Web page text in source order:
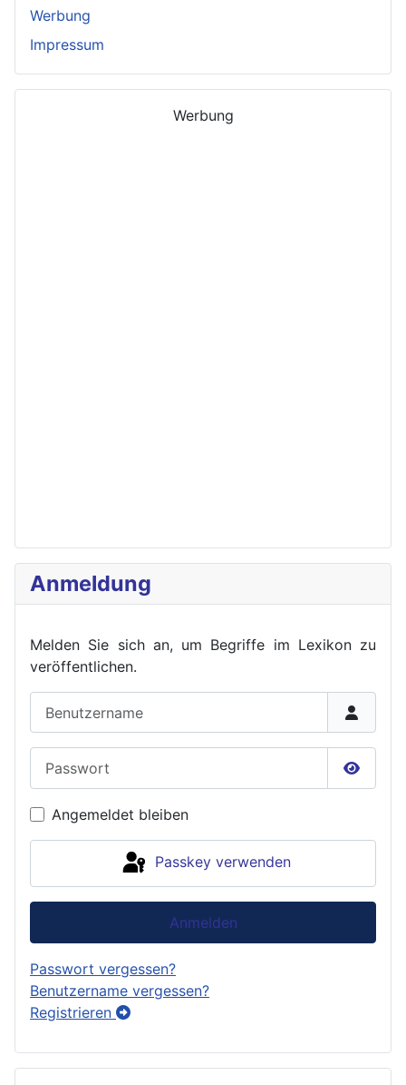
Werbung
Impressum
Werbung
Anmeldung
Melden Sie sich an, um Begriffe im Lexikon zu
veröffentlichen.
Angemeldet bleiben
Passkey verwenden
Anmelden
Passwort vergessen?
Benutzername vergessen?
Registrieren